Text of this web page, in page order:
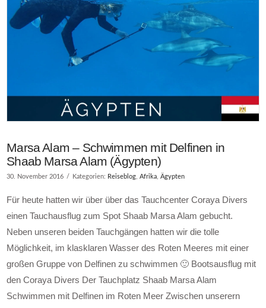
Marsa Alam – Schwimmen mit Delfinen in
Shaab Marsa Alam (Ägypten)
30. November 2016 Kategorien: Reiseblog ,Afrika ,Ägypten
Für heute hatten wir über über das Tauchcenter Coraya Divers
einen Tauchausflug zum Spot Shaab Marsa Alam gebucht.
Neben unseren beiden Tauchgängen hatten wir die tolle
Möglichkeit, im klasklaren Wasser des Roten Meeres mit einer
großen Gruppe von Delfinen zu schwimmen 🙂 Bootsausflug mit
den Coraya Divers Der Tauchplatz Shaab Marsa Alam
Schwimmen mit Delfinen im Roten Meer Zwischen unserern